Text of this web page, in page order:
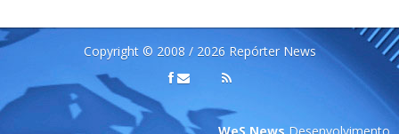
Copyright © 2008 / 2026 Repórter News